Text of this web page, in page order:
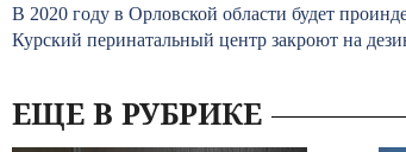
В 2020 году в Орловской области будет
Курский перинатальный центр закроют на
ЕЩЕ В РУБРИКЕ